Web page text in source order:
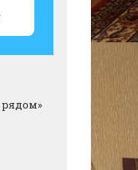
рядом»